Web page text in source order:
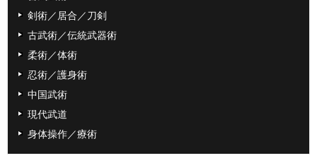
剣術／居合／刀剣
古武術／伝統武器術
柔術／体術
忍術／護身術
中国武術
現代武道
身体操作／療術